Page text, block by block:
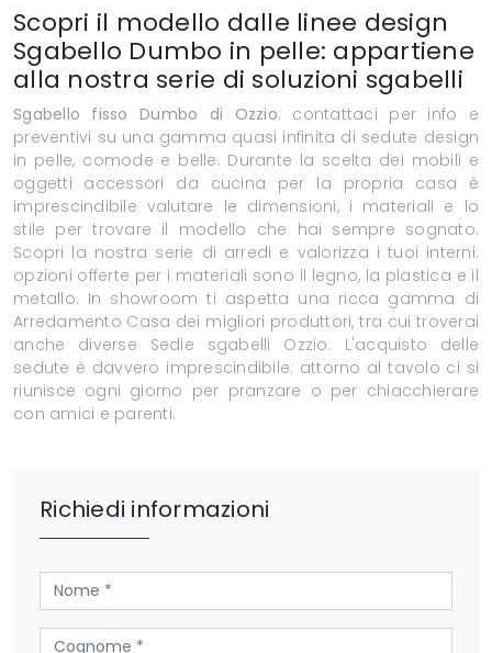
Scopri il modello dalle linee design
Sgabello Dumbo in pelle: appartiene
alla nostra serie di soluzioni sgabelli
Sgabello fisso Dumbo di Ozzio: contattaci per info e
preventivi su una gamma quasi infinita di sedute design
in pelle, comode e belle. Durante la scelta dei mobili e
oggetti accessori da cucina per la propria casa è
imprescindibile valutare le dimensioni, i materiali e lo
stile per trovare il modello che hai sempre sognato.
Scopri la nostra serie di arredi e valorizza i tuoi interni:
opzioni offerte per i materiali sono il legno, la plastica e il
metallo. In showroom ti aspetta una ricca gamma di
Arredamento Casa dei migliori produttori, tra cui troverai
anche diverse Sedie sgabelli Ozzio. L'acquisto delle
sedute è davvero imprescindibile: attorno al tavolo ci si
riunisce ogni giorno per pranzare o per chiacchierare
con amici e parenti.
Richiedi informazioni